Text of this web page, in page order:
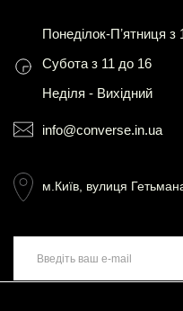
Понеділок-Пʼятниця з
Субота з 11 до 16
Неділя - Вихідний
info@converse.in.ua
м.Київ, вулиця